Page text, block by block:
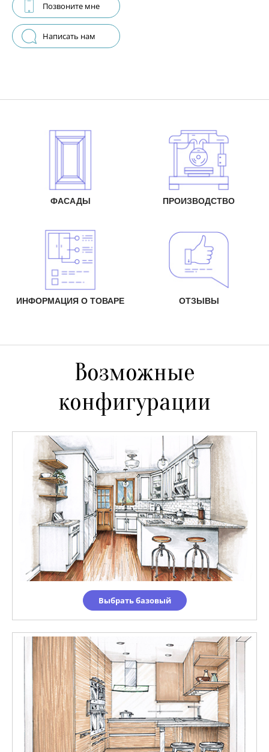
Позвоните мне
Написать нам
ФАСАДЫ ПРОИЗВОДСТВО
ИНФОРМАЦИЯ О ТОВАРЕ ОТЗЫВЫ
Возможные
конфигурации
Выбрать базовый